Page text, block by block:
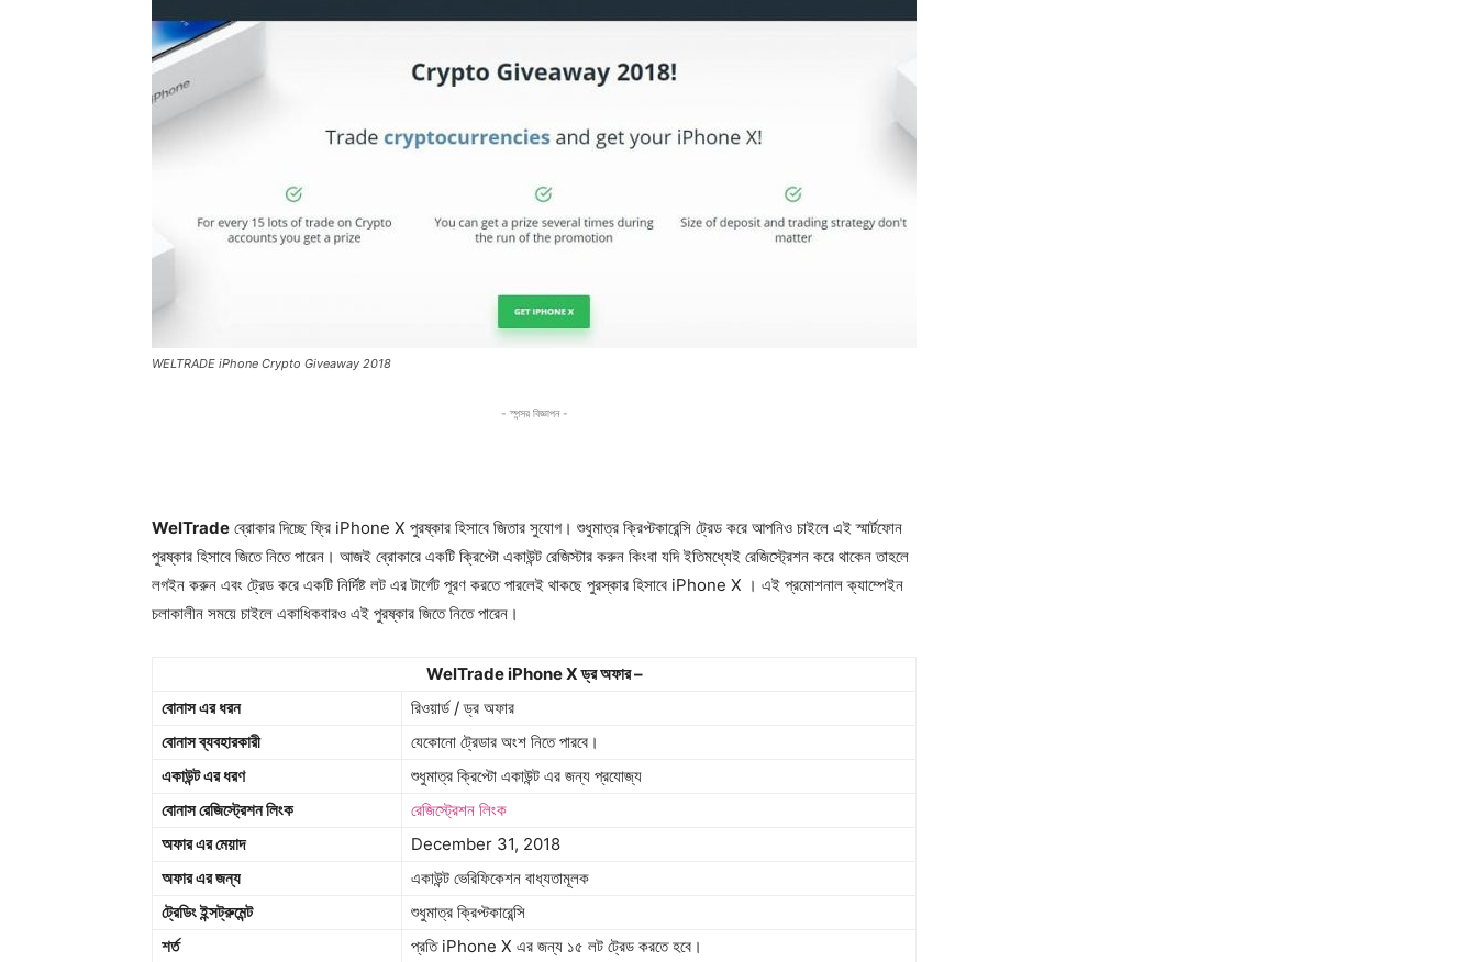
WELTRADE iPhone Crypto Giveaway 2018
- স্পন্সর বিজ্ঞাপন -
WelTrade ব্রোকার দিচ্ছে ফ্রি iPhone X পুরষ্কার হিসাবে জিতার সুযোগ। শুধুমাত্র ক্রিপ্টকারেন্সি ট্রেড করে আপনিও চাইলে এই স্মার্টফোন
পুরষ্কার হিসাবে জিতে নিতে পারেন। আজই ব্রোকারে একটি ক্রিপ্টো একাউন্ট রেজিস্টার করুন কিংবা যদি ইতিমধ্যেই রেজিস্ট্রেশন করে থাকেন তাহলে
লগইন করুন এবং ট্রেড করে একটি নির্দিষ্ট লট এর টার্গেট পূরণ করতে পারলেই থাকছে পুরস্কার হিসাবে iPhone X । এই প্রমোশনাল ক্যাম্পেইন
চলাকালীন সময়ে চাইলে একাধিকবারও এই পুরষ্কার জিতে নিতে পারেন।
WelTrade iPhone X ড্র অফার –
বোনাস এর ধরন
রিওয়ার্ড / ড্র অফার
বোনাস ব্যবহারকারী
যেকোনো ট্রেডার অংশ নিতে পারবে।
একাউন্ট এর ধরণ
শুধুমাত্র ক্রিপ্টো একাউন্ট এর জন্য প্রযোজ্য
বোনাস রেজিস্ট্রেশন লিংক
রেজিস্ট্রেশন লিংক
অফার এর মেয়াদ
December 31, 2018
অফার এর জন্য
একাউন্ট ভেরিফিকেশন বাধ্যতামূলক
ট্রেডিং ইন্সট্রুমেন্ট
শুধুমাত্র ক্রিপ্টকারেন্সি
শর্ত
প্রতি iPhone X এর জন্য ১৫ লট ট্রেড করতে হবে।